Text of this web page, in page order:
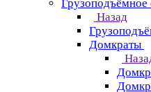
Грузоподъёмное
Назад
Домкраты